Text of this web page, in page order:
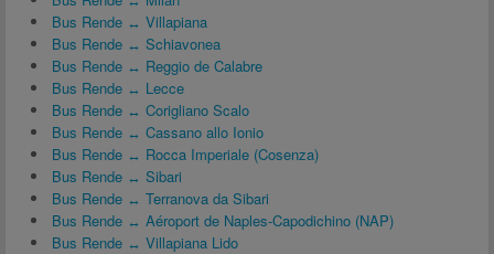
Bus Rende ↔ Villapiana
Bus Rende ↔ Schiavonea
Bus Rende ↔ Reggio de Calabre
Bus Rende ↔ Lecce
Bus Rende ↔ Corigliano Scalo
Bus Rende ↔ Cassano allo Ionio
Bus Rende ↔ Rocca Imperiale (Cosenza)
Bus Rende ↔ Sibari
Bus Rende ↔ Terranova da Sibari
Bus Rende ↔ Aéroport de Naples-Capodichino (NAP)
Bus Rende ↔ Villapiana Lido